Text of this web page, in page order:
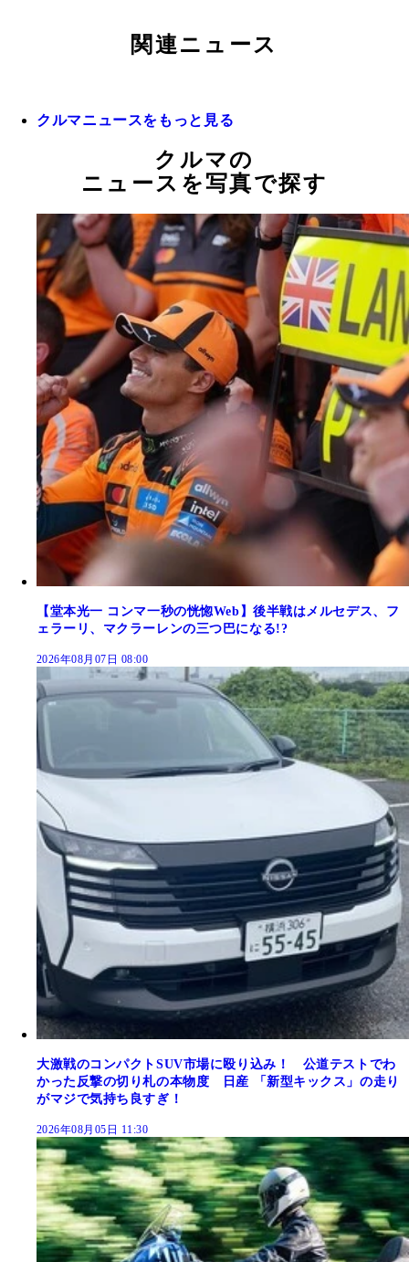
関連ニュース
クルマニュースをもっと見る
クルマの
ニュースを写真で探す
【堂本光一 コンマ一秒の恍惚Web】後半戦はメルセデス、フ
ェラーリ、マクラーレンの三つ巴になる!?
2026年08月07日 08:00
大激戦のコンパクトSUV市場に殴り込み！ 公道テストでわ
かった反撃の切り札の本物度 日産 「新型キックス」の走り
がマジで気持ち良すぎ！
2026年08月05日 11:30